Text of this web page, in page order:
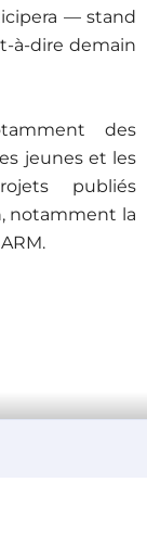
— stand
à-dire demain
des
jeunes et les
publiés
notamment la